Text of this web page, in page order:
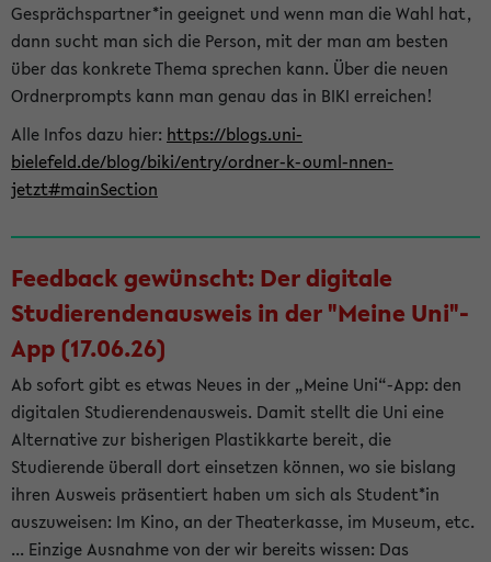
Gesprächspartner*in geeignet und wenn man die Wahl hat,
dann sucht man sich die Person, mit der man am besten
über das konkrete Thema sprechen kann. Über die neuen
Ordnerprompts kann man genau das in BIKI erreichen!
Alle Infos dazu hier: https://blogs.uni-
bielefeld.de/blog/biki/entry/ordner-k-ouml-nnen-
jetzt#mainSection
Feedback gewünscht: Der digitale
Studierendenausweis in der "Meine Uni"-
App (17.06.26)
Ab sofort gibt es etwas Neues in der „Meine Uni“-App: den
digitalen Studierendenausweis. Damit stellt die Uni eine
Alternative zur bisherigen Plastikkarte bereit, die
Studierende überall dort einsetzen können, wo sie bislang
ihren Ausweis präsentiert haben um sich als Student*in
auszuweisen: Im Kino, an der Theaterkasse, im Museum, etc.
... Einzige Ausnahme von der wir bereits wissen: Das